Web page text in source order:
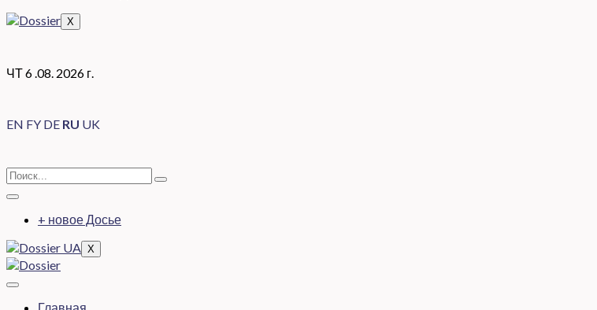
X
ЧТ 6 .08. 2026 г.
EN FY DE RU UK
+ новое Досье
X